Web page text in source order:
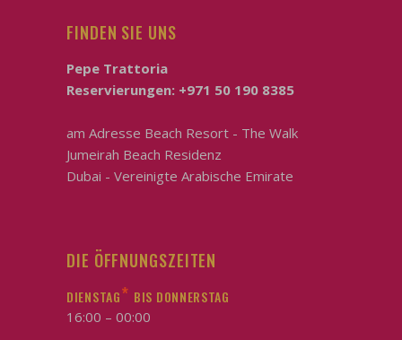
FINDEN SIE UNS
Pepe Trattoria
Reservierungen: +971 50 190 8385
am Adresse Beach Resort - The Walk
Jumeirah Beach Residenz
Dubai - Vereinigte Arabische Emirate
DIE ÖFFNUNGSZEITEN
DIENSTAG* BIS DONNERSTAG
16:00 – 00:00